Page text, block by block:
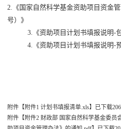
2. 《国家自然科学基金资助项目资金
号）》
3. 《资助项目计划书填报说明-
4. 《资助项目计划书填报说明-
附件【 附件1 计划书填报清单.xls】已下载
附件【 附件2 财政部 国家自然科学基金委员